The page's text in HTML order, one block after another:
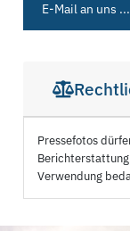
E-Mail an uns ...
Pressefotos
Verwendung